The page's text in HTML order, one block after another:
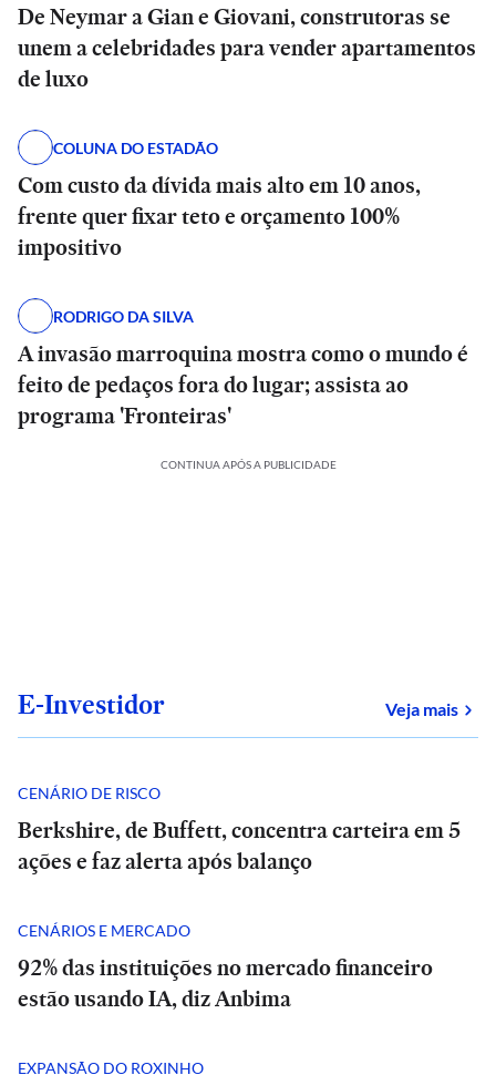
De Neymar a Gian e Giovani, construtoras se
unem a celebridades para vender apartamentos
de luxo
COLUNA DO ESTADÃO
Com custo da dívida mais alto em 10 anos,
frente quer fixar teto e orçamento 100%
impositivo
RODRIGO DA SILVA
A invasão marroquina mostra como o mundo é
feito de pedaços fora do lugar; assista ao
programa 'Fronteiras'
CONTINUA APÓS A PUBLICIDADE
E-Investidor Veja mais
CENÁRIO DE RISCO
Berkshire, de Buffett, concentra carteira em 5
ações e faz alerta após balanço
CENÁRIOS E MERCADO
92% das instituições no mercado financeiro
estão usando IA, diz Anbima
EXPANSÃO DO ROXINHO